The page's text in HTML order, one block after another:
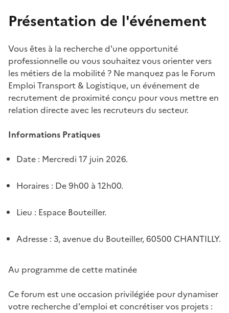
Présentation de l'événement
Vous êtes à la recherche d'une opportunité
professionnelle ou vous souhaitez vous orienter vers
les métiers de la mobilité ? Ne manquez pas le Forum
Emploi Transport & Logistique, un événement de
recrutement de proximité conçu pour vous mettre en
relation directe avec les recruteurs du secteur.
Informations Pratiques
Date : Mercredi 17 juin 2026.
Horaires : De 9h00 à 12h00.
Lieu : Espace Bouteiller.
Adresse : 3, avenue du Bouteiller, 60500 CHANTILLY.
Au programme de cette matinée
Ce forum est une occasion privilégiée pour dynamiser
votre recherche d'emploi et concrétiser vos projets :